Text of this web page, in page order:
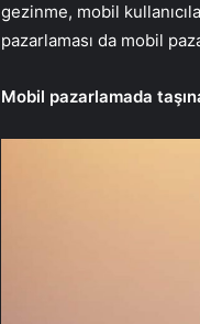
gezinme, mobil
pazarlaması da mobil
Mobil pazarlamada